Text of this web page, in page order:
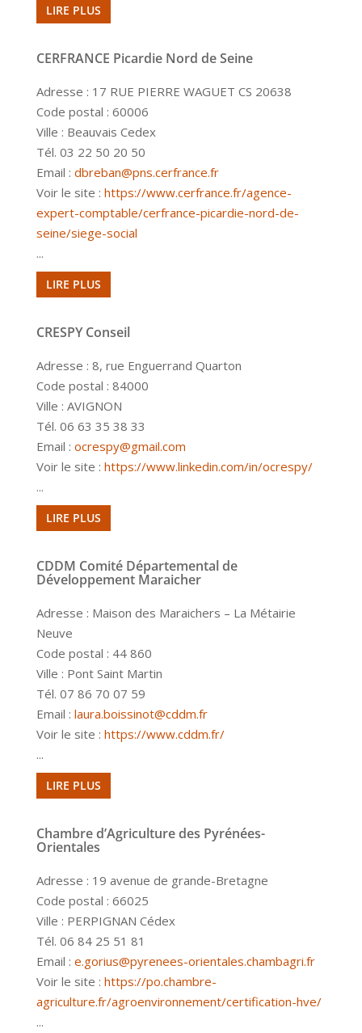
LIRE PLUS
CERFRANCE Picardie Nord de Seine
Adresse : 17 RUE PIERRE WAGUET CS 20638
Code postal : 60006
Ville : Beauvais Cedex
Tél. 03 22 50 20 50
Email : dbreban@pns.cerfrance.fr
Voir le site : https://www.cerfrance.fr/agence-
expert-comptable/cerfrance-picardie-nord-de-
seine/siege-social
...
LIRE PLUS
CRESPY Conseil
Adresse : 8, rue Enguerrand Quarton
Code postal : 84000
Ville : AVIGNON
Tél. 06 63 35 38 33
Email : ocrespy@gmail.com
Voir le site : https://www.linkedin.com/in/ocrespy/
...
LIRE PLUS
CDDM Comité Départemental de
Développement Maraicher
Adresse : Maison des Maraichers – La Métairie
Neuve
Code postal : 44 860
Ville : Pont Saint Martin
Tél. 07 86 70 07 59
Email : laura.boissinot@cddm.fr
Voir le site : https://www.cddm.fr/
...
LIRE PLUS
Chambre d’Agriculture des Pyrénées-
Orientales
Adresse : 19 avenue de grande-Bretagne
Code postal : 66025
Ville : PERPIGNAN Cédex
Tél. 06 84 25 51 81
Email : e.gorius@pyrenees-orientales.chambagri.fr
Voir le site : https://po.chambre-
agriculture.fr/agroenvironnement/certification-hve/
...